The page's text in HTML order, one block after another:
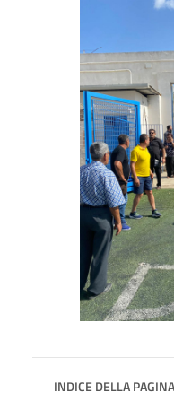
INDICE DELLA PAGINA